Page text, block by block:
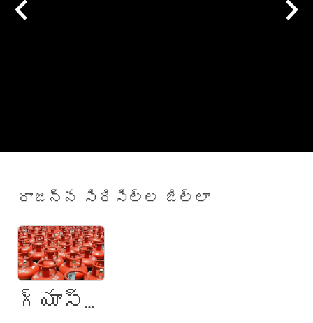
రాజన్న సిరిసిల్ల జిల్లా
గ్యాస్